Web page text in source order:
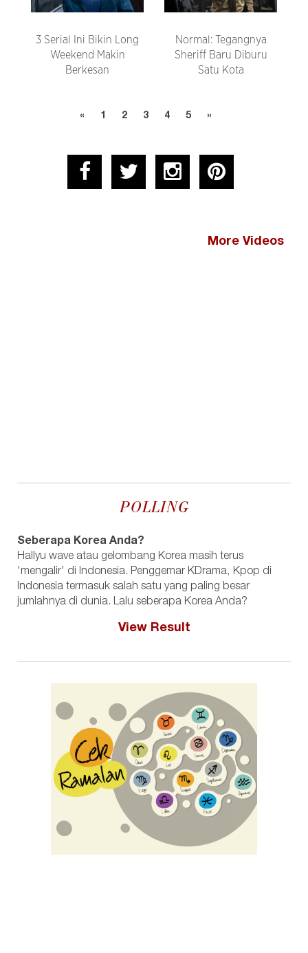
3 Serial Ini Bikin Long
Weekend Makin
Berkesan
Normal: Tegangnya
Sheriff Baru Diburu
Satu Kota
« 1 2 3 4 5 »
More Videos
POLLING
Seberapa Korea Anda?
Hallyu wave atau gelombang Korea masih terus
'mengalir' di Indonesia. Penggemar KDrama, Kpop di
Indonesia termasuk salah satu yang paling besar
jumlahnya di dunia. Lalu seberapa Korea Anda?
View Result